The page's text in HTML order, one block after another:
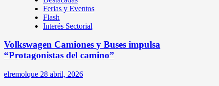
Ferias y Eventos
Flash
Interés Sectorial
Volkswagen Camiones y Buses impulsa
“Protagonistas del camino”
elremolque 28 abril, 2026